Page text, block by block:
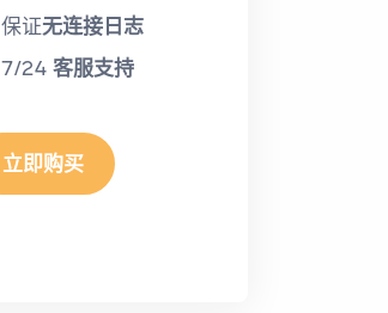
保证无连接日志
7/24客服支持
立即购买